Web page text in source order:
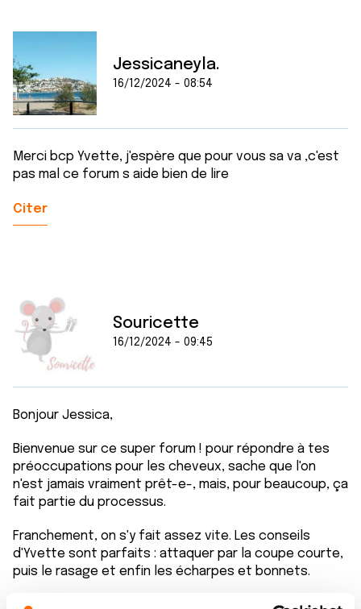
Jessicaneyla.
16/12/2024 - 08:54
Merci bcp Yvette, j'espère que pour vous sa va ,c'est
pas mal ce forum s aide bien de lire
Citer
Souricette
16/12/2024 - 09:45
Bonjour Jessica,
Bienvenue sur ce super forum ! pour répondre à tes
préoccupations pour les cheveux, sache que l'on
n'est jamais vraiment prêt-e-, mais, pour beaucoup, ça
fait partie du processus.
Franchement, on s'y fait assez vite. Les conseils
d'Yvette sont parfaits : attaquer par la coupe courte,
puis le rasage et enfin les écharpes et bonnets.
La perruque, pareil, j'en avais une que je n'ai presque